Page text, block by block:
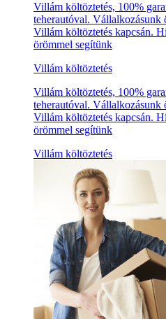
Villám költöztetés, 100%
teherautóval. Vállalkozásunk
Villám költöztetés kapcsán.
örömmel segítünk
Villám költöztetés
Villám költöztetés, 100%
teherautóval. Vállalkozásunk
Villám költöztetés kapcsán.
örömmel segítünk
Villám költöztetés